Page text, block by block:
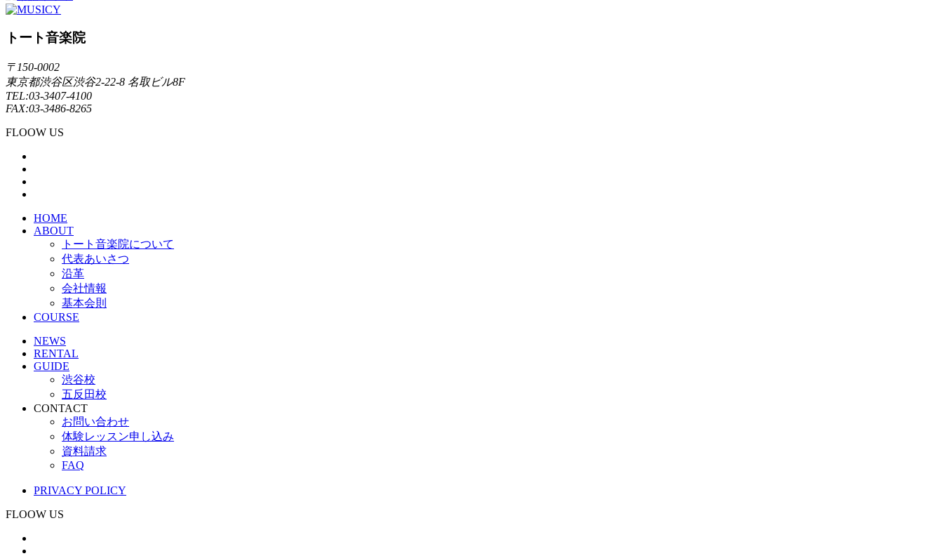
トート音楽院
〒150-0002
東京都渋谷区渋谷2-22-8 名取ビル8F
TEL:03-3407-4100
FAX:03-3486-8265
FLOOW US
HOME
ABOUT
トート音楽院について
代表あいさつ
沿革
会社情報
基本会則
COURSE
NEWS
RENTAL
GUIDE
渋谷校
五反田校
CONTACT
お問い合わせ
体験レッスン申し込み
資料請求
FAQ
PRIVACY POLICY
FLOOW US